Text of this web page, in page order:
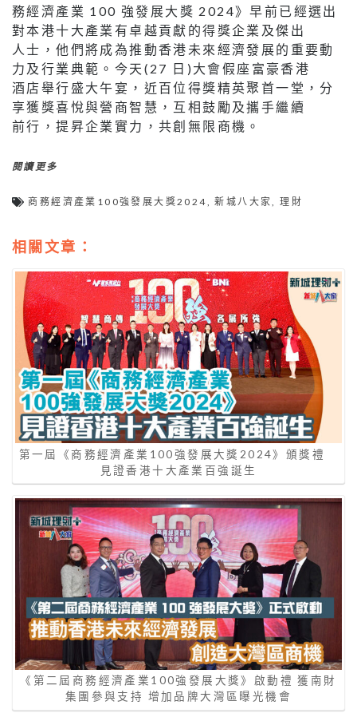
務經濟產業 100 強發展大獎 2024》早前已經選出
對本港十大產業有卓越貢獻的得獎企業及傑出
人士，他們將成為推動香港未來經濟發展的重要動
力及行業典範。今天(27 日)大會假座富豪香港
酒店舉行盛大午宴，近百位得獎精英聚首一堂，分
享獲獎喜悅與營商智慧，互相鼓勵及攜手繼續
前行，提昇企業實力，共創無限商機。
閱讀更多
商務經濟產業100強發展大獎2024 ,新城八大家 ,理財
相關文章：
第一屆《商務經濟產業100強發展大獎2024》頒獎禮
見證香港十大產業百強誕生
《第二屆商務經濟產業100強發展大獎》啟動禮 獲南財
集團參與支持 增加品牌大灣區曝光機會